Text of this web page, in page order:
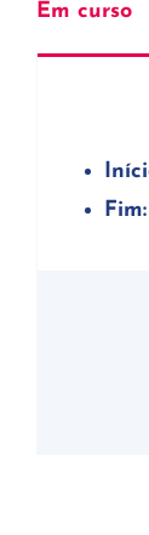
Em curso
Fim: